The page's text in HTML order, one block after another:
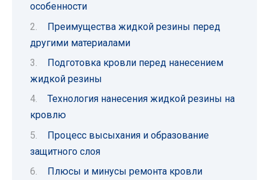
особенности
Преимущества жидкой резины перед
другими материалами
Подготовка кровли перед нанесением
жидкой резины
Технология нанесения жидкой резины на
кровлю
Процесс высыхания и образование
защитного слоя
Плюсы и минусы ремонта кровли